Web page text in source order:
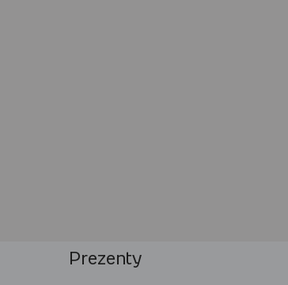
Prezenty